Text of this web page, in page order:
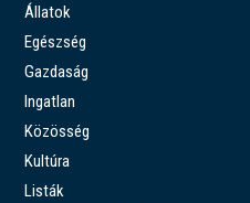
Állatok
Egészség
Gazdaság
Ingatlan
Közösség
Kultúra
Listák